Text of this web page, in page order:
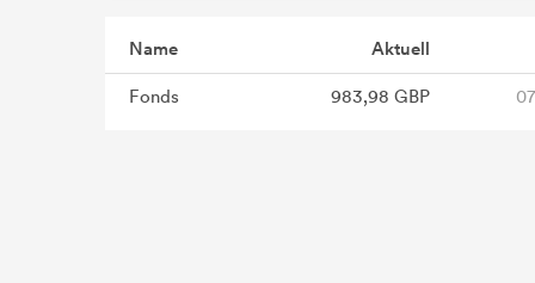
Name Aktuell
Fonds 983,98 GBP